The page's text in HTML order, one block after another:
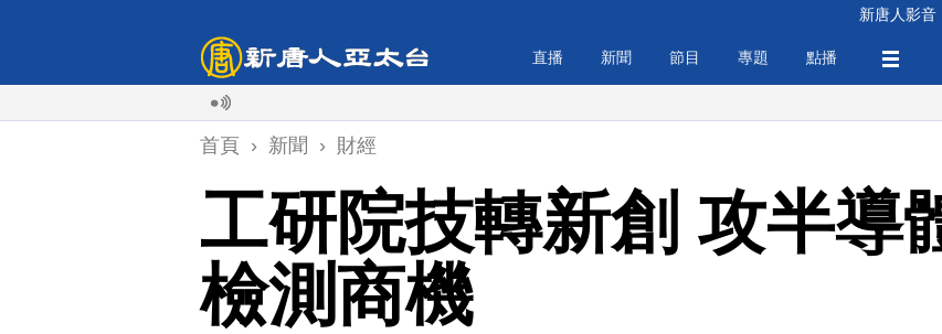
新唐人影音
直播 新聞 節目 專題 點播
川普
首頁 › 新聞 › 財經
工研院技轉新創 攻半導
檢測商機